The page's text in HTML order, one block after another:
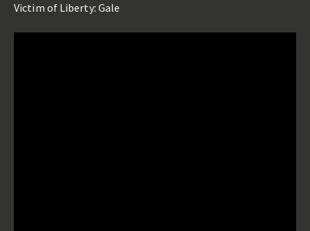
Victim of Liberty: Gale